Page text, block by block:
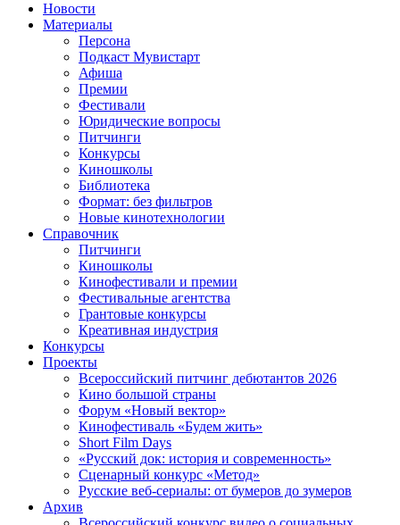
Новости
Материалы
Персона
Подкаст Мувистарт
Афиша
Премии
Фестивали
Юридические вопросы
Питчинги
Конкурсы
Киношколы
Библиотека
Формат: без фильтров
Новые кинотехнологии
Справочник
Питчинги
Киношколы
Кинофестивали и премии
Фестивальные агентства
Грантовые конкурсы
Креативная индустрия
Конкурсы
Проекты
Всероссийский питчинг дебютантов 2026
Кино большой страны
Форум «Новый вектор»
Кинофестиваль «Будем жить»
Short Film Days
«Русский док: история и современность»
Сценарный конкурс «Метод»
Русские веб-сериалы: от бумеров до зумеров
Архив